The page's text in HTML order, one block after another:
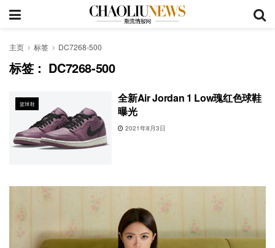
主页 标签 DC7268-500
标签： DC7268-500
篮球鞋
全新Air Jordan 1 Low瑰红色球鞋
曝光
2021年8月3日